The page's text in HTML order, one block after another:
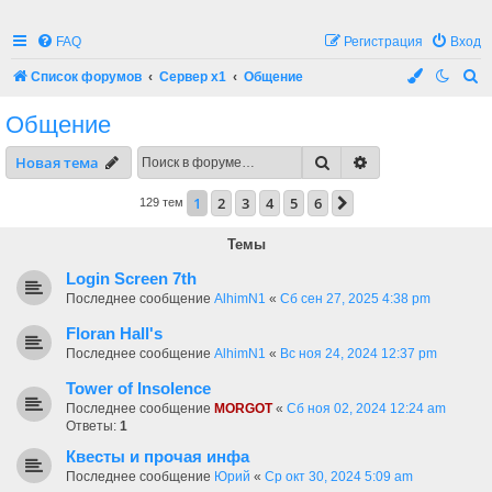
FAQ Вход
Регистрация
Список форумов Сервер x1 Общение
Общение
Новая тема Поиск
129 тем 1 2 3 4 5 6
Темы
Login Screen 7th
Последнее сообщение AlhimN1 « Сб сен 27, 2025 4:38 pm
Floran Hall's
Последнее сообщение AlhimN1 « Вс ноя 24, 2024 12:37 pm
Tower of Insolence
Последнее сообщение MORGOT« Сб ноя 02, 2024 12:24 am
Ответы: 1
Квесты и прочая инфа
Последнее сообщение Юрий « Ср окт 30, 2024 5:09 am